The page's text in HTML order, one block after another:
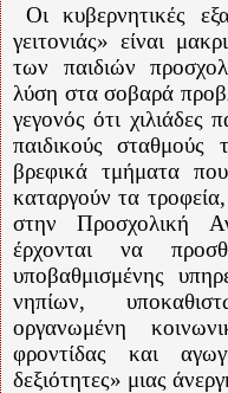
Οι κυβερνητικές
γειτονιάς» είναι
των παιδιών
λύση στα σοβαρά
γεγονός ότι χιλιάδες
παιδικούς
βρεφικά τμήματα
καταργούν τα
στην Προσχολική
έρχονται να
υποβαθμισμένης
νηπίων,
οργανωμένη
φροντίδας και
δεξιότητες» μιας